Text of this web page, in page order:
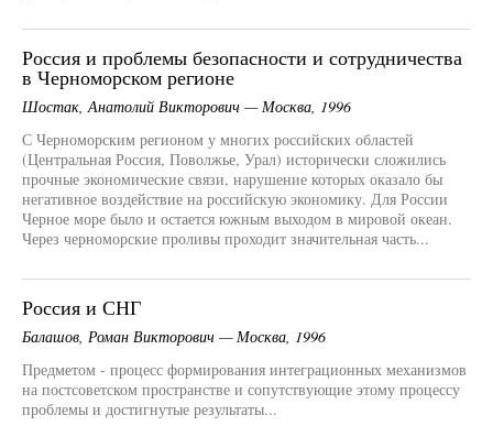
Россия и проблемы безопасности и сотрудничества
в Черноморском регионе
Шостак, Анатолий Викторович — Москва, 1996
С Черноморским регионом у многих российских областей
(Центральная Россия, Поволжье, Урал) исторически сложились
прочные экономические связи, нарушение которых оказало бы
негативное воздействие на российскую экономику. Для России
Черное море было и остается южным выходом в мировой океан.
Через черноморские проливы проходит значительная часть...
Россия и СНГ
Балашов, Роман Викторович — Москва, 1996
Предметом - процесс формирования интеграционных механизмов
на постсоветском пространстве и сопутствующие этому процессу
проблемы и достигнутые результаты...